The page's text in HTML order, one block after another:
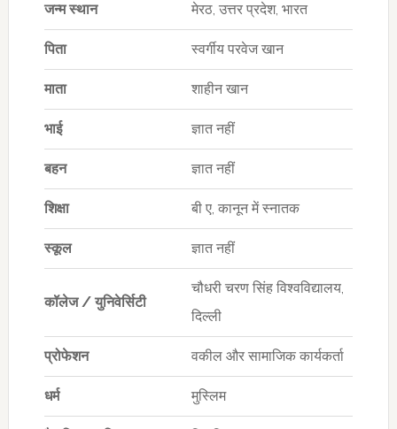
जन्म स्थान मेरठ, उत्तर प्रदेश, भारत
पिता स्वर्गीय परवेज खान
माता शाहीन खान
भाई ज्ञात नहीं
बहन ज्ञात नहीं
शिक्षा बी ए, कानून में स्नातक
स्कूल ज्ञात नहीं
कॉलेज/युनिवेर्सिटी
चौधरी चरण सिंह विश्वविद्यालय,
दिल्ली
प्रोफेशन वकील और सामाजिक कार्यकर्ता
धर्म मुस्लिम